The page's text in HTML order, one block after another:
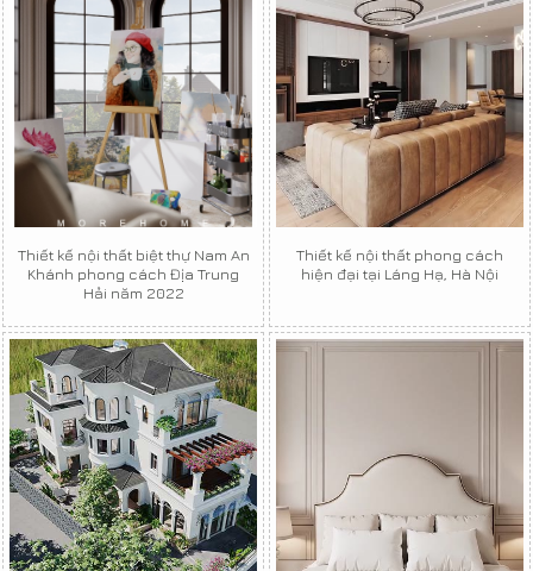
Thiết kế nội thất biệt thự Nam An
Khánh phong cách Địa Trung
Hải năm 2022
Thiết kế nội thất phong cách
hiện đại tại Láng Hạ, Hà Nội